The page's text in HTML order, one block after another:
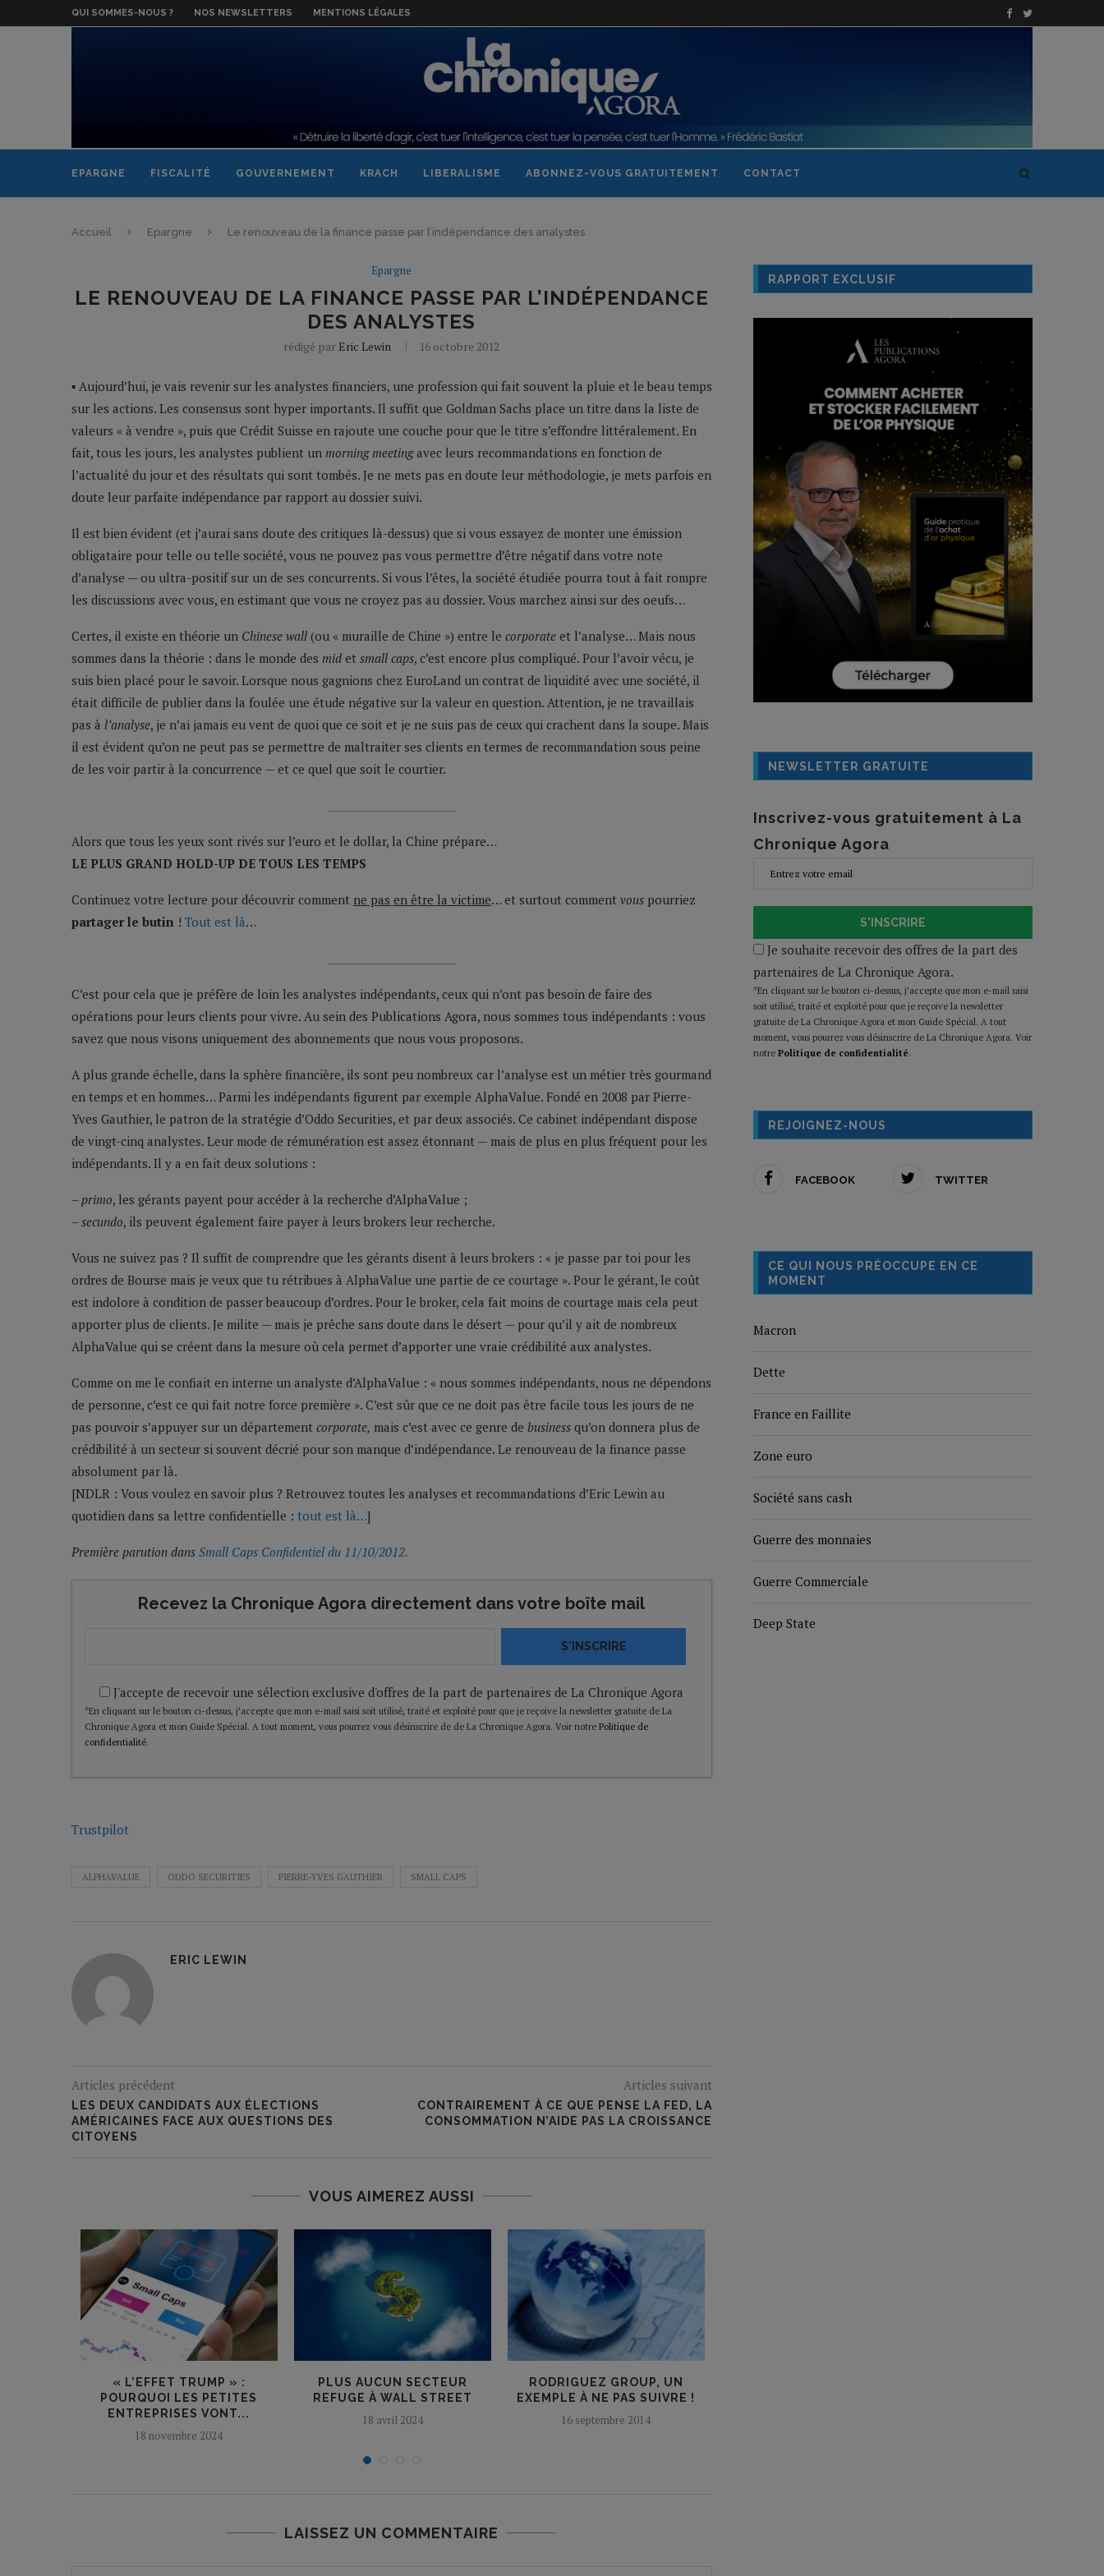
QUI SOMMES-NOUS ? NOS NEWSLETTERS MENTIONS LÉGALES
EPARGNE FISCALITÉ GOUVERNEMENT KRACH LIBERALISME ABONNEZ-VOUS GRATUITEMENT CONTACT
Accueil Epargne Le renouveau de la finance passe par l’indépendance des analystes
Epargne
LE RENOUVEAU DE LA FINANCE PASSE PAR L’INDÉPENDANCE
DES ANALYSTES
rédigé par Eric Lewin 16 octobre 2012
▪ Aujourd’hui, je vais revenir sur les analystes financiers, une profession qui fait souvent la pluie et le beau temps
sur les actions. Les consensus sont hyper importants. Il suffit que Goldman Sachs place un titre dans la liste de
valeurs « à vendre », puis que Crédit Suisse en rajoute une couche pour que le titre s’effondre littéralement. En
fait, tous les jours, les analystes publient un morning meetingavec leurs recommandations en fonction de
l’actualité du jour et des résultats qui sont tombés. Je ne mets pas en doute leur méthodologie, je mets parfois en
doute leur parfaite indépendance par rapport au dossier suivi.
Il est bien évident (et j’aurai sans doute des critiques là-dessus) que si vous essayez de monter une émission
obligataire pour telle ou telle société, vous ne pouvez pas vous permettre d’être négatif dans votre note
d’analyse — ou ultra-positif sur un de ses concurrents. Si vous l’êtes, la société étudiée pourra tout à fait rompre
les discussions avec vous, en estimant que vous ne croyez pas au dossier. Vous marchez ainsi sur des oeufs…
Certes, il existe en théorie un Chinese wall (ou « muraille de Chine ») entre le corporate et l’analyse… Mais nous
sommes dans la théorie : dans le monde des mid et small caps, c’est encore plus compliqué. Pour l’avoir vécu, je
suis bien placé pour le savoir. Lorsque nous gagnions chez EuroLand un contrat de liquidité avec une société, il
était difficile de publier dans la foulée une étude négative sur la valeur en question. Attention, je ne travaillais
pas à l’analyse, je n’ai jamais eu vent de quoi que ce soit et je ne suis pas de ceux qui crachent dans la soupe. Mais
il est évident qu’on ne peut pas se permettre de maltraiter ses clients en termes de recommandation sous peine
de les voir partir à la concurrence — et ce quel que soit le courtier.
Alors que tous les yeux sont rivés sur l’euro et le dollar, la Chine prépare…
LE PLUS GRAND HOLD-UP DE TOUS LES TEMPS
Continuez votre lecture pour découvrir comment ne pas en être la victime… et surtout comment vous pourriez
partager le butin ! Tout est là…
C’est pour cela que je préfère de loin les analystes indépendants, ceux qui n’ont pas besoin de faire des
opérations pour leurs clients pour vivre. Au sein des Publications Agora, nous sommes tous indépendants : vous
savez que nous visons uniquement des abonnements que nous vous proposons.
A plus grande échelle, dans la sphère financière, ils sont peu nombreux car l’analyse est un métier très gourmand
en temps et en hommes… Parmi les indépendants figurent par exemple AlphaValue. Fondé en 2008 par Pierre-
Yves Gauthier, le patron de la stratégie d’Oddo Securities, et par deux associés. Ce cabinet indépendant dispose
de vingt-cinq analystes. Leur mode de rémunération est assez étonnant — mais de plus en plus fréquent pour les
indépendants. Il y a en fait deux solutions :
–primo, les gérants payent pour accéder à la recherche d’AlphaValue ;
–secundo, ils peuvent également faire payer à leurs brokers leur recherche.
Vous ne suivez pas ? Il suffit de comprendre que les gérants disent à leurs brokers : « je passe par toi pour les
ordres de Bourse mais je veux que tu rétribues à AlphaValue une partie de ce courtage ». Pour le gérant, le coût
est indolore à condition de passer beaucoup d’ordres. Pour le broker, cela fait moins de courtage mais cela peut
apporter plus de clients. Je milite — mais je prêche sans doute dans le désert — pour qu’il y ait de nombreux
AlphaValue qui se créent dans la mesure où cela permet d’apporter une vraie crédibilité aux analystes.
Comme on me le confiait en interne un analyste d’AlphaValue : « nous sommes indépendants, nous ne dépendons
de personne, c’est ce qui fait notre force première ». C’est sûr que ce ne doit pas être facile tous les jours de ne
pas pouvoir s’appuyer sur un département corporate, mais c’est avec ce genre de business qu’on donnera plus de
crédibilité à un secteur si souvent décrié pour son manque d’indépendance. Le renouveau de la finance passe
absolument par là.
[NDLR : Vous voulez en savoir plus ? Retrouvez toutes les analyses et recommandations d’Eric Lewin au
quotidien dans sa lettre confidentielle : tout est là…]
Première parution dans Small Caps Confidentiel du 11/10/2012.
Recevez la Chronique Agora directement dans votre boîte mail
S'INSCRIRE
J'accepte de recevoir une sélection exclusive d'offres de la part de partenaires de La Chronique Agora
*En cliquant sur le bouton ci-dessus, j’accepte que mon e-mail saisi soit utilisé, traité et exploité pour que je reçoive la newsletter gratuite de La
Chronique Agora et mon Guide Spécial. A tout moment, vous pourrez vous désinscrire de de La Chronique Agora. Voir notre Politique de
confidentialité.
Trustpilot
ALPHAVALUE ODDO SECURITIES PIERRE-YVES GAUTHIER SMALL CAPS
ERIC LEWIN
Articles précédent
LES DEUX CANDIDATS AUX ÉLECTIONS
AMÉRICAINES FACE AUX QUESTIONS DES
CITOYENS
Articles suivant
CONTRAIREMENT À CE QUE PENSE LA FED, LA
CONSOMMATION N’AIDE PAS LA CROISSANCE
VOUS AIMEREZ AUSSI
« L’EFFET TRUMP » :
POURQUOI LES PETITES
ENTREPRISES VONT...
18 novembre 2024
PLUS AUCUN SECTEUR
REFUGE À WALL STREET
18 avril 2024
RODRIGUEZ GROUP, UN
EXEMPLE À NE PAS SUIVRE !
16 septembre 2014
LAISSEZ UN COMMENTAIRE
RAPPORT EXCLUSIF
NEWSLETTER GRATUITE
Inscrivez-vous gratuitement à La
Chronique Agora
S'INSCRIRE
Je souhaite recevoir des offres de la part des
partenaires de La Chronique Agora.
*En cliquant sur le bouton ci-dessus, j’accepte que mon e-mail saisi
soit utilisé, traité et exploité pour que je reçoive la newsletter
gratuite de La Chronique Agora et mon Guide Spécial. A tout
moment, vous pourrez vous désinscrire de La Chronique Agora. Voir
notre Politique de confidentialité.
REJOIGNEZ-NOUS
FACEBOOK TWITTER
CE QUI NOUS PRÉOCCUPE EN CE
MOMENT
Macron
Dette
France en Faillite
Zone euro
Société sans cash
Guerre des monnaies
Guerre Commerciale
Deep State